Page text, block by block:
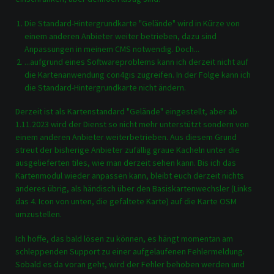
Die Standard-Hintergrundkarte "Gelände" wird in Kürze von
einem anderen Anbieter weiter betrieben, dazu sind
Anpassungen in meinem CMS notwendig. Doch...
...aufgrund eines Softwareproblems kann ich derzeit nicht auf
die Kartenanwendung con4gis zugreifen. In der Folge kann ich
die Standard-Hintergrundkarte nicht ändern.
Derzeit ist als Kartenstandard "Gelände" eingestellt, aber ab
1.11.2023 wird der Dienst so nicht mehr unterstützt sondern von
einem anderen Anbieter weiterbetrieben. Aus diesem Grund
streut der bisherige Anbieter zufällig graue Kacheln unter die
ausgelieferten tiles, wie man derzeit sehen kann. Bis ich das
Kartenmodul wieder anpassen kann, bleibt euch derzeit nichts
anderes übrig, als händisch über den Basiskartenwechsler (Links
das 4. Icon von unten, die gefaltete Karte) auf die Karte OSM
umzustellen.
Ich hoffe, das bald lösen zu können, es hängt momentan am
schleppenden Support zu einer aufgelaufenen Fehlermeldung.
Sobald es da voran geht, wird der Fehler behoben werden und